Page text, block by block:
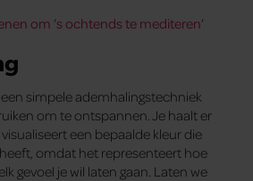
om ’s ochtends te mediteren’
simpele ademhalingstechniek
om te ontspannen. Je haalt er
een bepaalde kleur die
omdat het representeert hoe
gevoel je wil laten gaan. Laten we